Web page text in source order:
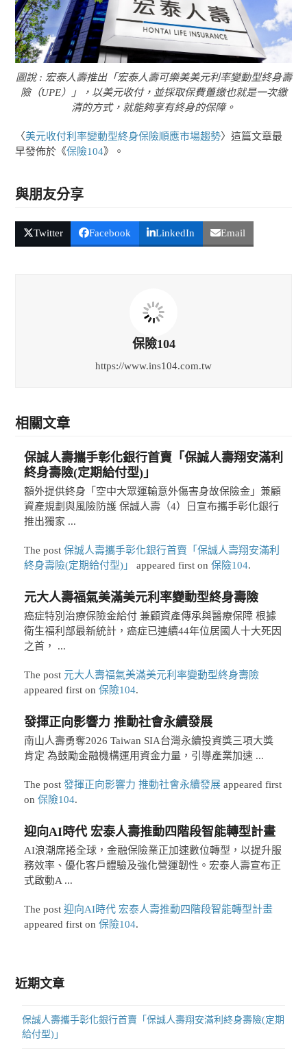
圖說 : 宏泰人壽推出「宏泰人壽可樂美美元利率變動型終身壽
險（UPE）」，以美元收付，並採取保費躉繳也就是一次繳
清的方式，就能夠享有終身的保障。
〈美元收付利率變動型終身保險順應市場趨勢〉這篇文章最
早發佈於《保險104》。
與朋友分享
Twitter Facebook LinkedIn Email
保險104
https://www.ins104.com.tw
相關文章
保誠人壽攜手彰化銀行首賣「保誠人壽翔安滿利
終身壽險(定期給付型)」
額外提供終身「空中大眾運輸意外傷害身故保險金」兼顧
資產規劃與風險防護 保誠人壽（4）日宣布攜手彰化銀行
推出獨家 ...
The post 保誠人壽攜手彰化銀行首賣「保誠人壽翔安滿利
終身壽險(定期給付型)」
appeared first on 保險104.
元大人壽福氣美滿美元利率變動型終身壽險
癌症特別治療保險金給付 兼顧資產傳承與醫療保障 根據
衛生福利部最新統計，癌症已連續44年位居國人十大死因
之首， ...
The post 元大人壽福氣美滿美元利率變動型終身壽險
appeared first on 保險104.
發揮正向影響力 推動社會永續發展
南山人壽勇奪2026 Taiwan SIA台灣永續投資獎三項大獎
肯定 為鼓勵金融機構運用資金力量，引導產業加速 ...
The post 發揮正向影響力 推動社會永續發展appeared first
on 保險104.
迎向AI時代 宏泰人壽推動四階段智能轉型計畫
AI浪潮席捲全球，金融保險業正加速數位轉型，以提升服
務效率、優化客戶體驗及強化營運韌性。宏泰人壽宣布正
式啟動A ...
The post 迎向AI時代 宏泰人壽推動四階段智能轉型計畫
appeared first on 保險104.
近期文章
保誠人壽攜手彰化銀行首賣「保誠人壽翔安滿利終身壽險(定期
給付型)」